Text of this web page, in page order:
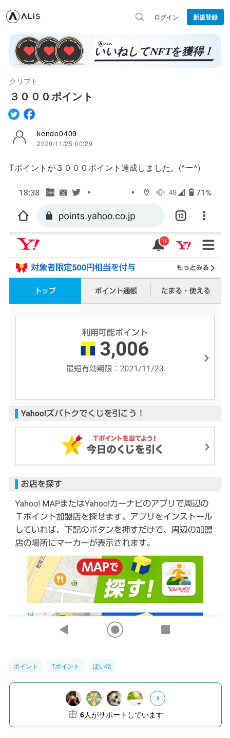
ログイン 新規登録
クリプト
３０００ポイント
kendo0409
2020/11/25 00:29
Tポイントが３０００ポイント達成しました。(^ー^)
ポイント Tポイント ぽい活
6人がサポートしています